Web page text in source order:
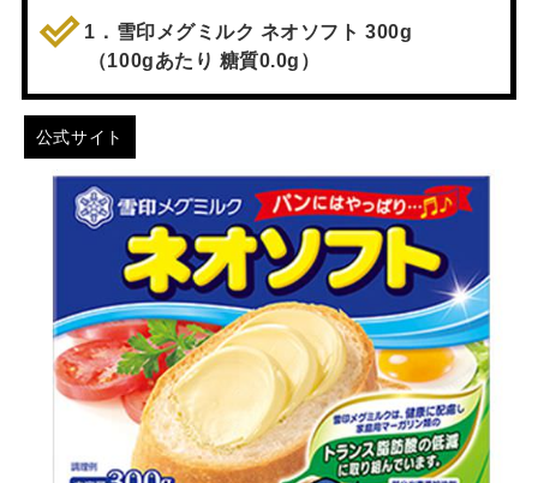
1．雪印メグミルク ネオソフト 300g
（100gあたり 糖質0.0g）
公式サイト